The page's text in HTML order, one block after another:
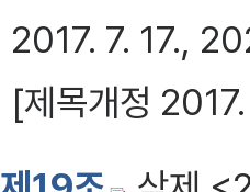
2017. 7. 17.,
[제목개정